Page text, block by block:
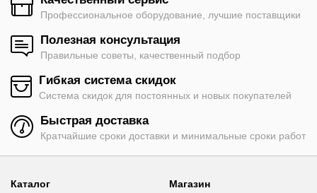
Профессиональное оборудование, лучшие поставщики
Полезная консультация
Правильные советы, качественный подбор
Гибкая система скидок
Система скидок для постоянных и новых покупателей
Быстрая доставка
Кратчайшие сроки доставки и минимальные сроки работ
Каталог
Магазин